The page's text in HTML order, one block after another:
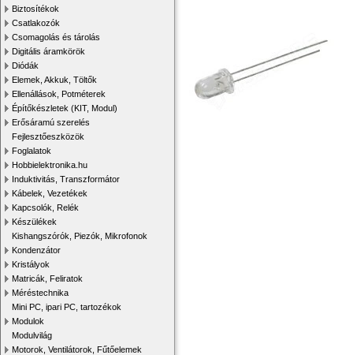
Biztosítékok
Csatlakozók
Csomagolás és tárolás
Digitális áramkörök
Diódák
Elemek, Akkuk, Töltők
Ellenállások, Potméterek
Építőkészletek (KIT, Modul)
Erősáramú szerelés
Fejlesztőeszközök
Foglalatok
Hobbielektronika.hu
Induktivitás, Transzformátor
Kábelek, Vezetékek
Kapcsolók, Relék
Készülékek
Kishangszórók, Piezók, Mikrofonok
Kondenzátor
Kristályok
Matricák, Feliratok
Méréstechnika
Mini PC, ipari PC, tartozékok
Modulok
Modulvilág
Motorok, Ventilátorok, Fűtőelemek